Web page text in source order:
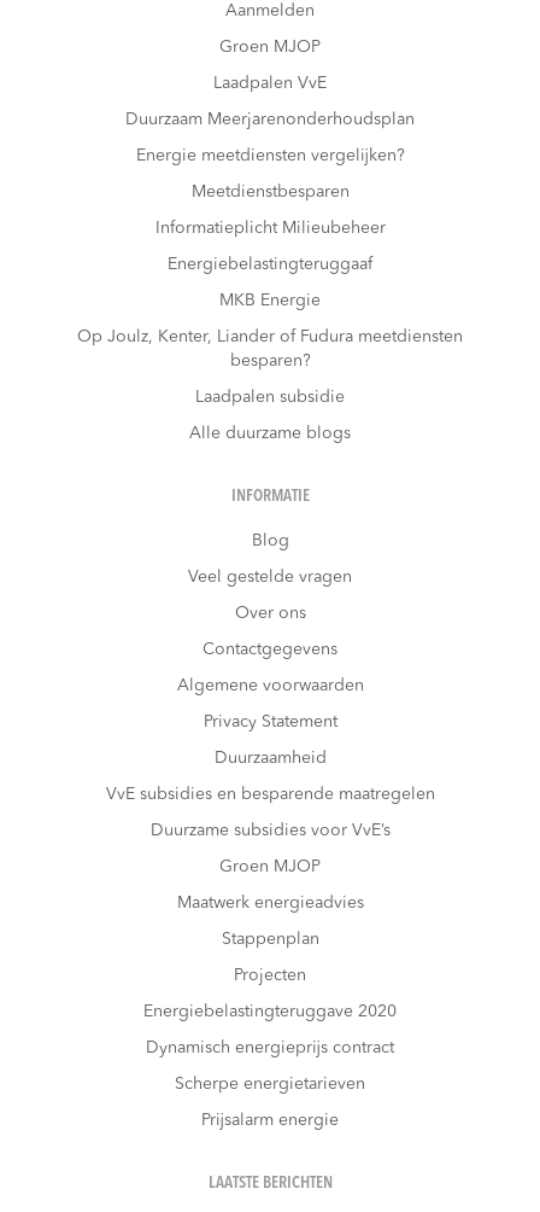
Aanmelden
Groen MJOP
Laadpalen VvE
Duurzaam Meerjarenonderhoudsplan
Energie meetdiensten vergelijken?
Meetdienstbesparen
Informatieplicht Milieubeheer
Energiebelastingteruggaaf
MKB Energie
Op Joulz, Kenter, Liander of Fudura meetdiensten
besparen?
Laadpalen subsidie
Alle duurzame blogs
INFORMATIE
Blog
Veel gestelde vragen
Over ons
Contactgegevens
Algemene voorwaarden
Privacy Statement
Duurzaamheid
VvE subsidies en besparende maatregelen
Duurzame subsidies voor VvE’s
Groen MJOP
Maatwerk energieadvies
Stappenplan
Projecten
Energiebelastingteruggave 2020
Dynamisch energieprijs contract
Scherpe energietarieven
Prijsalarm energie
LAATSTE BERICHTEN